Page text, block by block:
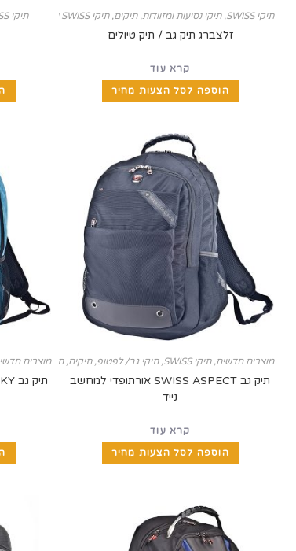
תיקי SWISS ,תיקי נסיעות ומזוודות ,תיקים, תיקי SWISS ומזוודות
זלצברג תיק גב / תיק טיולים
קרא עוד
הוספה לסל הצעות מחיר
תיקי SWISS
מוצרים חדשים,תיקי SWISS ,תיקי גב/ לפטופ,תיקים, תיקי SWISS ומזוודות
תיק גב SWISS ASPECT אורתופדי למחשב
נייד
קרא עוד
הוספה לסל הצעות מחיר
מוצרים